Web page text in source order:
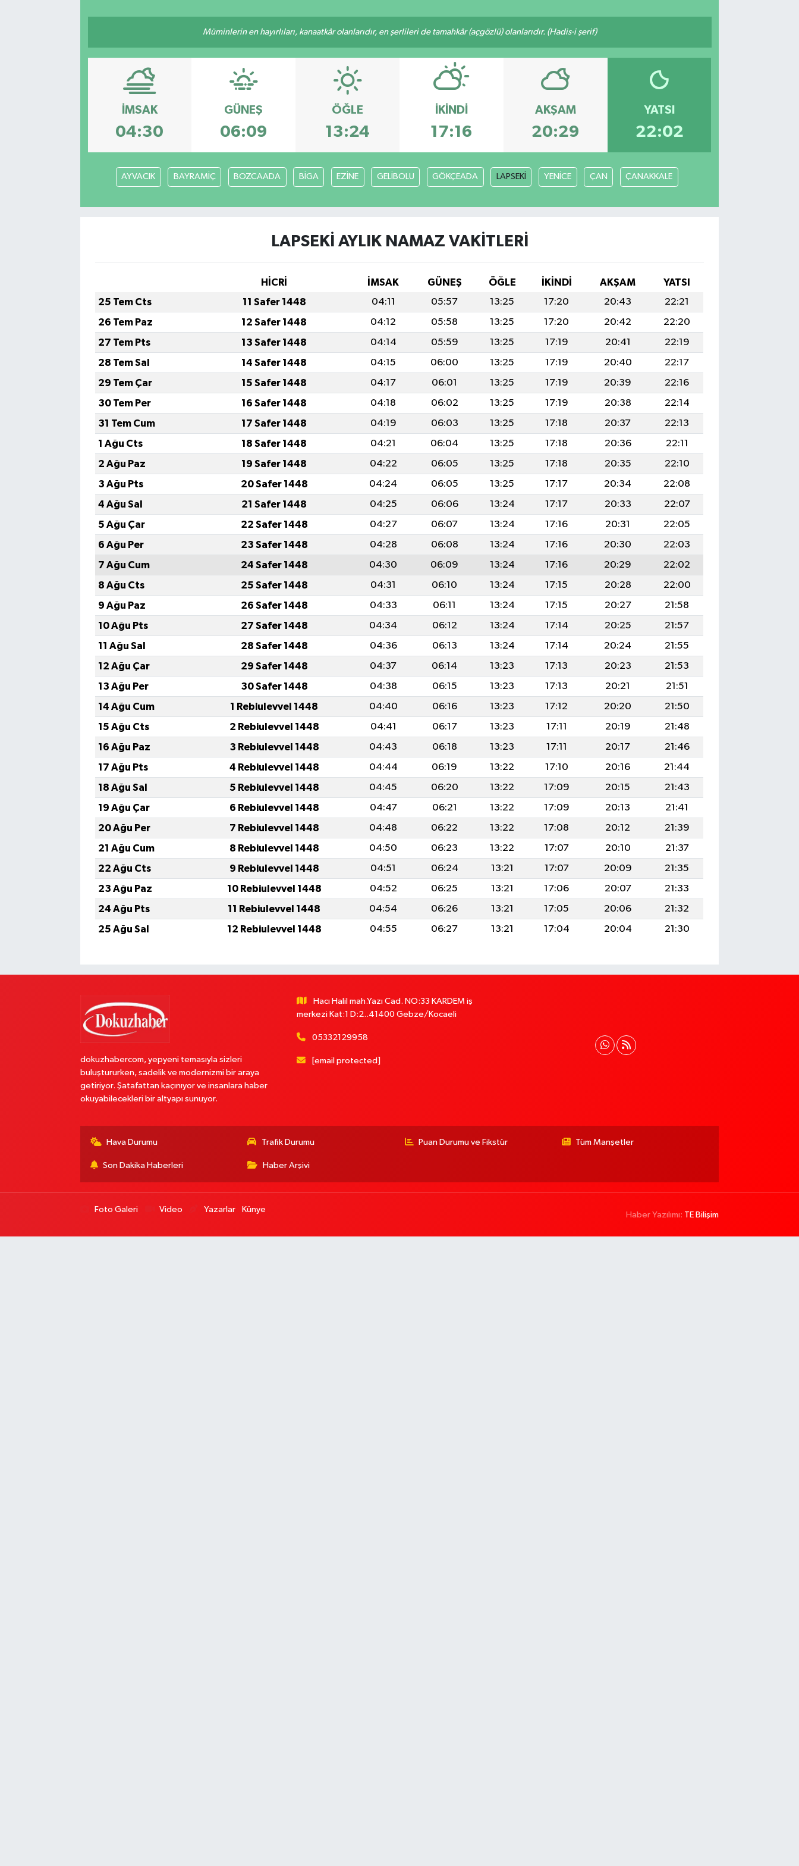
Müminlerin en hayırlıları, kanaatkâr olanlarıdır, en şerlileri de tamahkâr (açgözlü) olanlarıdır. (Hadis-i şerif)
İMSAK
04:30
GÜNEŞ
06:09
ÖĞLE
13:24
İKINDI
17:16
AKŞAM
20:29
YATSI
22:02
AYVACIK BAYRAMİÇ BOZCAADA BİGA EZİNE GELİBOLU GÖKÇEADA LAPSEKİ YENİCE ÇAN ÇANAKKALE
LAPSEKİ AYLIK NAMAZ VAKITLERI
HİCRİ İMSAK GÜNEŞ ÖĞLE İKINDI AKŞAM
YATSI
25 Tem Cts
11 Safer 1448 04:11 05:57 13:25 17:20 20:43
22:21
26 Tem Paz
12 Safer 1448 04:12 05:58 13:25 17:20 20:42
22:20
27 Tem Pts
13 Safer 1448 04:14 05:59 13:25 17:19 20:41
22:19
28 Tem Sal
14 Safer 1448 04:15 06:00 13:25 17:19 20:40
22:17
29 Tem Çar
15 Safer 1448 04:17 06:01 13:25 17:19 20:39
22:16
30 Tem Per
16 Safer 1448 04:18 06:02 13:25 17:19 20:38
22:14
31 Tem Cum
17 Safer 1448 04:19 06:03 13:25 17:18 20:37
22:13
1 Ağu Cts
18 Safer 1448 04:21 06:04 13:25 17:18 20:36
22:11
2 Ağu Paz
19 Safer 1448 04:22 06:05 13:25 17:18 20:35
22:10
3 Ağu Pts
20 Safer 1448 04:24 06:05 13:25 17:17 20:34
22:08
4 Ağu Sal
21 Safer 1448 04:25 06:06 13:24 17:17 20:33
22:07
5 Ağu Çar
22 Safer 1448 04:27 06:07 13:24 17:16 20:31
22:05
6 Ağu Per
23 Safer 1448 04:28 06:08 13:24 17:16 20:30
22:03
7 Ağu Cum
24 Safer 1448 04:30 06:09 13:24 17:16 20:29
22:02
8 Ağu Cts
25 Safer 1448 04:31 06:10 13:24 17:15 20:28
22:00
9 Ağu Paz
26 Safer 1448 04:33 06:11 13:24 17:15 20:27
21:58
10 Ağu Pts
27 Safer 1448 04:34 06:12 13:24 17:14 20:25
21:57
11 Ağu Sal
28 Safer 1448 04:36 06:13 13:24 17:14 20:24
21:55
12 Ağu Çar
29 Safer 1448 04:37 06:14 13:23 17:13 20:23
21:53
13 Ağu Per
30 Safer 1448 04:38 06:15 13:23 17:13 20:21
21:51
14 Ağu Cum
1 Rebiulevvel 1448 04:40 06:16 13:23 17:12 20:20
21:50
15 Ağu Cts
2 Rebiulevvel 1448 04:41 06:17 13:23 17:11 20:19
21:48
16 Ağu Paz
3 Rebiulevvel 1448 04:43 06:18 13:23 17:11 20:17
21:46
17 Ağu Pts
4 Rebiulevvel 1448 04:44 06:19 13:22 17:10 20:16
21:44
18 Ağu Sal
5 Rebiulevvel 1448 04:45 06:20 13:22 17:09 20:15
21:43
19 Ağu Çar
6 Rebiulevvel 1448 04:47 06:21 13:22 17:09 20:13
21:41
20 Ağu Per
7 Rebiulevvel 1448 04:48 06:22 13:22 17:08 20:12
21:39
21 Ağu Cum
8 Rebiulevvel 1448 04:50 06:23 13:22 17:07 20:10
21:37
22 Ağu Cts
9 Rebiulevvel 1448 04:51 06:24 13:21 17:07 20:09
21:35
23 Ağu Paz
10 Rebiulevvel 1448 04:52 06:25 13:21 17:06 20:07
21:33
24 Ağu Pts
11 Rebiulevvel 1448 04:54 06:26 13:21 17:05 20:06
21:32
25 Ağu Sal
12 Rebiulevvel 1448 04:55 06:27 13:21 17:04 20:04 21:30
dokuzhabercom, yepyeni temasıyla sizleri
buluştururken, sadelik ve modernizmi bir araya
getiriyor. Şatafattan kaçınıyor ve insanlara haber
okuyabilecekleri bir altyapı sunuyor.
Hacı Halil mah.Yazı Cad. NO:33 KARDEM iş
merkezi Kat:1 D:2..41400 Gebze/Kocaeli
05332129958
[email protected]
Hava Durumu Trafik Durumu Puan Durumu ve Fikstür Tüm Manşetler
Son Dakika Haberleri Haber Arşivi
Foto Galeri Video Yazarlar Künye
Haber Yazılımı: TE Bilişim